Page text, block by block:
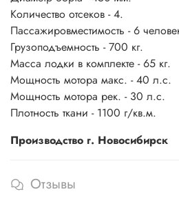
Количество отсеков - 4.
Пассажировместимость - 6
Грузоподъемность - 700 кг.
Масса лодки в комплекте - 65 кг.
Мощность мотора макс. - 40 л.с.
Мощность мотора рек. - 30 л.с.
Плотность ткани - 1100 г/кв.м.
Производство г. Новосибирск
Отзывы